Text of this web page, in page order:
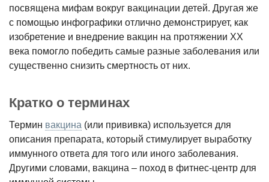
посвящена мифам вокруг вакцинации детей. Другая же
с помощью инфографики отлично демонстрирует, как
изобретение и внедрение вакцин на протяжении XX
века помогло победить самые разные заболевания или
существенно снизить смертность от них.
Кратко о терминах
Термин вакцина (или прививка) используется для
описания препарата, который стимулирует выработку
иммунного ответа для того или иного заболевания.
Другими словами, вакцина – поход в фитнес-центр для